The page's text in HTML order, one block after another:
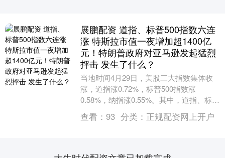
展鹏配资 道指、标普500指数六连
涨 特斯拉市值一夜增加超1400亿
元！特朗普政府对亚马逊发起猛烈
抨击 发生了什么？
当地时间4月29日，美股三大指数集体收
涨，道指涨0.72%，标普500指数涨
0.58%，纳指涨0.55%。其中，道指、标普
500指数均录得日线六连涨。 大型科技....
查看： 93 分类： 正规配资网上开户